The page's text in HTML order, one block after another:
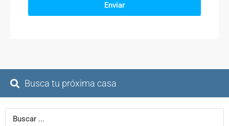
Enviar
Busca tu próxima casa